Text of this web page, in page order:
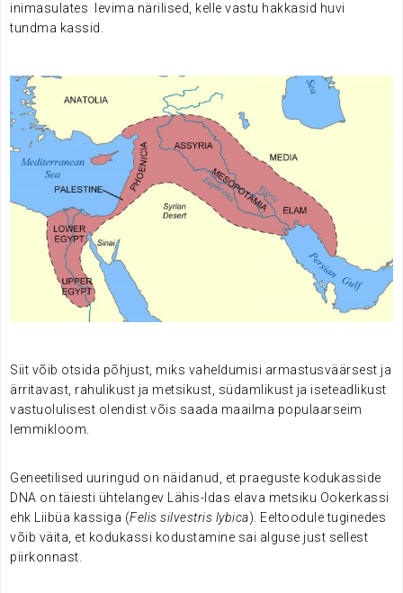
inimasulates levima närilised, kelle vastu hakkasid huvi
tundma kassid.
Siit võib otsida põhjust, miks vaheldumisi armastusväärsest ja
ärritavast, rahulikust ja metsikust, südamlikust ja iseteadlikust
vastuolulisest olendist võis saada maailma populaarseim
lemmikloom.
Geneetilised uuringud on näidanud, et praeguste kodukasside
DNA on täiesti ühtelangev Lähis-Idas elava metsiku Ookerkassi
ehk Liibüa kassiga (Felis silvestris lybica). Eeltoodule tuginedes
võib väita, et kodukassi kodustamine sai alguse just sellest
piirkonnast.